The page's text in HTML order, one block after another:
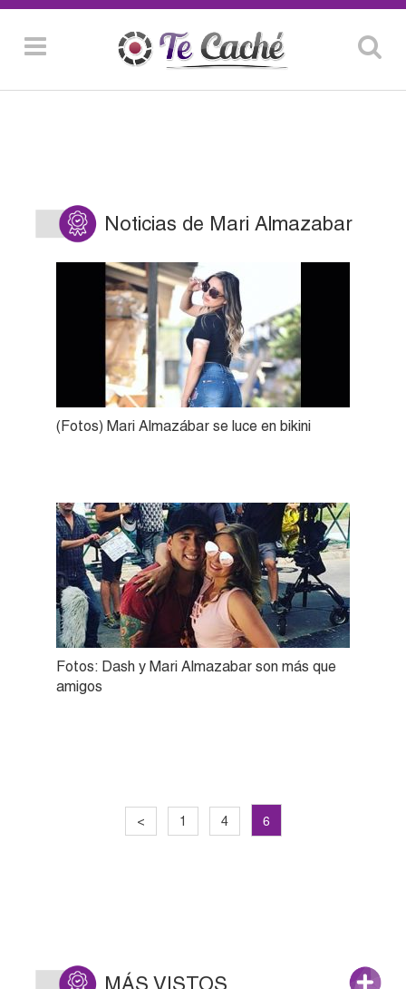
Noticias de Mari Almazabar
(Fotos) Mari Almazábar se luce en bikini
Fotos: Dash y Mari Almazabar son más que
amigos
< 1 4 6
MÁS VISTOS